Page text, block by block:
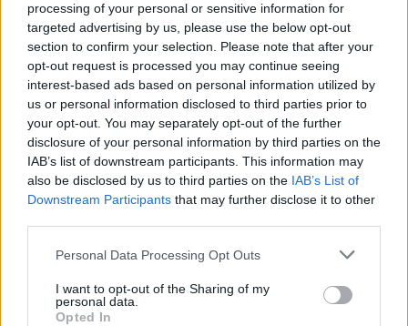
processing of your personal or sensitive information for
targeted advertising by us, please use the below opt-out
section to confirm your selection. Please note that after your
opt-out request is processed you may continue seeing
interest-based ads based on personal information utilized by
us or personal information disclosed to third parties prior to
your opt-out. You may separately opt-out of the further
disclosure of your personal information by third parties on the
IAB’s list of downstream participants. This information may
also be disclosed by us to third parties on the IAB’s List of
Downstream Participants that may further disclose it to other
Please note that this website/app uses one or more Google
not limited to your visit or usage behaviour. You may click to
grant or deny consent to Google and its third-party tags to
Personal Data Processing Opt Outs
I want to opt-out of the Sharing of my
personal data.
Opted In